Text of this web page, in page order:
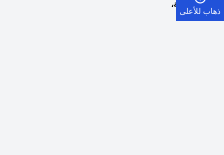
المملكة،
وعش
تجربة
ذهاب للأعلى